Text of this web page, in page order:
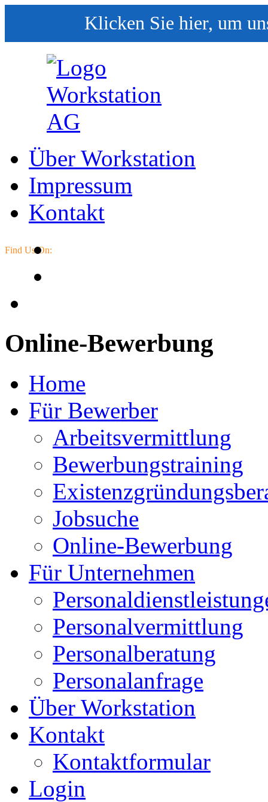
Klicken Sie hier, um
Über Workstation
Impressum
Kontakt
Find Us On:
Online-Bewerbung
Home
Für Bewerber
Arbeitsvermittlung
Bewerbungstraining
Jobsuche
Online-Bewerbung
Für Unternehmen
Personalvermittlung
Personalberatung
Personalanfrage
Über Workstation
Kontakt
Kontaktformular
Login